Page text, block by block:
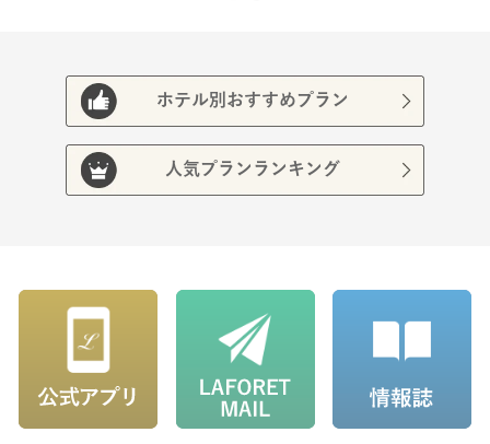
ホテル別おすすめプラン
人気プランランキング